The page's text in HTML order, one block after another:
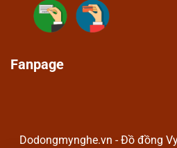
Fanpage
Dodongmynghe.vn - Đồ đồng